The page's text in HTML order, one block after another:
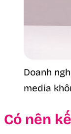
Doanh
media
Có nên